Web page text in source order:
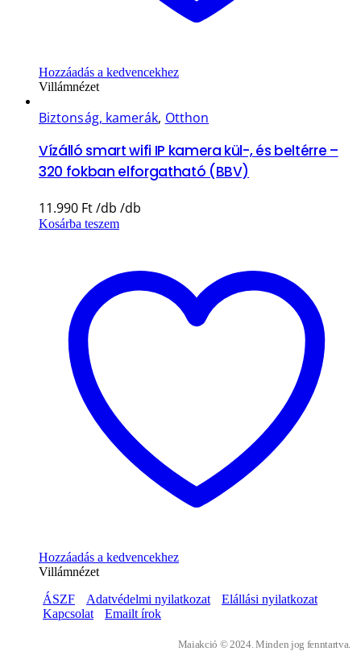
Hozzáadás a kedvencekhez
Villámnézet
Biztonság, kamerák, Otthon
Vízálló smart wifi IP kamera kül-, és beltérre –
320 fokban elforgatható (BBV)
11.990 Ft
Kosárba teszem
Hozzáadás a kedvencekhez
Villámnézet
ÁSZF
Adatvédelmi nyilatkozat
Elállási nyilatkozat
Kapcsolat
Emailt írok
Maiakció © 2024. Minden jog fenntartva.